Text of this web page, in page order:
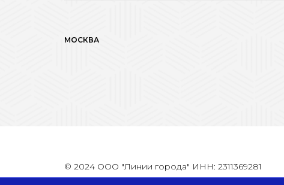
МОСКВА
© 2024 ООО "Линии города" ИНН: 2311369281